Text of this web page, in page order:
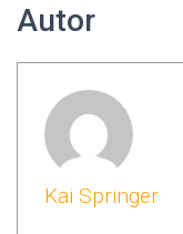
Autor
Kai Springer